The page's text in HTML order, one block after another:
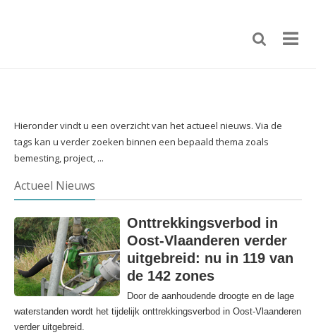
Hieronder vindt u een overzicht van het actueel nieuws. Via de
tags kan u verder zoeken binnen een bepaald thema zoals
bemesting, project, ...
Actueel Nieuws
Onttrekkingsverbod in
Oost-Vlaanderen verder
uitgebreid: nu in 119 van
de 142 zones
Door de aanhoudende droogte en de lage
waterstanden wordt het tijdelijk onttrekkingsverbod in Oost-Vlaanderen
verder uitgebreid.